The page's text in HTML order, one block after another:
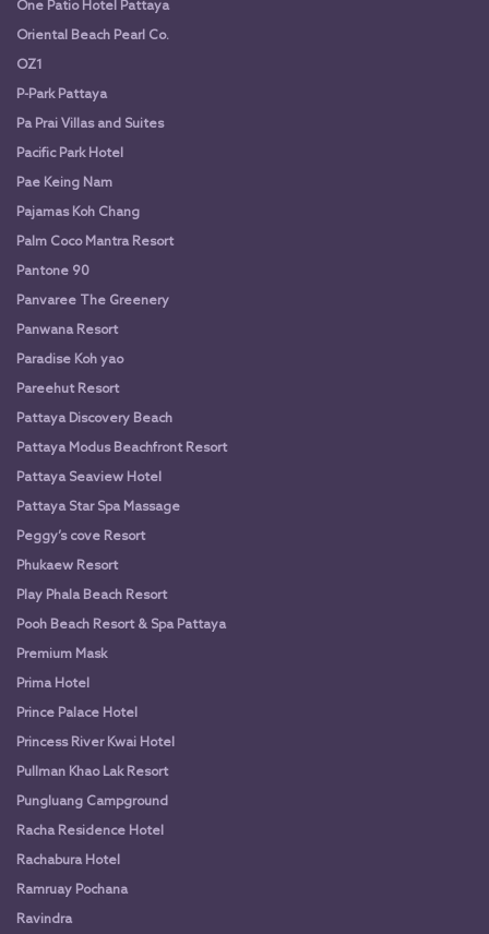
One Patio Hotel Pattaya
Oriental Beach Pearl Co.
OZ1
P-Park Pattaya
Pa Prai Villas and Suites
Pacific Park Hotel
Pae Keing Nam
Pajamas Koh Chang
Palm Coco Mantra Resort
Pantone 90
Panvaree The Greenery
Panwana Resort
Paradise Koh yao
Pareehut Resort
Pattaya Discovery Beach
Pattaya Modus Beachfront Resort
Pattaya Seaview Hotel
Pattaya Star Spa Massage
Peggy’s cove Resort
Phukaew Resort
Play Phala Beach Resort
Pooh Beach Resort & Spa Pattaya
Premium Mask
Prima Hotel
Prince Palace Hotel
Princess River Kwai Hotel
Pullman Khao Lak Resort
Pungluang Campground
Racha Residence Hotel
Rachabura Hotel
Ramruay Pochana
Ravindra